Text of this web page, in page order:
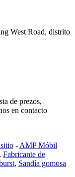
West Road, distrito
de prezos,
en contacto
- AMP Móbil
, Fabricante de
, Sandía gomosa